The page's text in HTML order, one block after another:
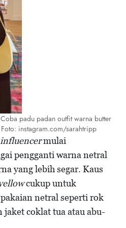
padu padan outfit warna butter
instagram.com/sarahtripp
influencermulai
pengganti warna netral
yang lebih segar. Kaus
cukup untuk
netral seperti rok
coklat tua atau abu-